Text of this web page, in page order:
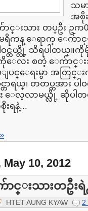
သမ
အစို
ာင္းသား တပ္ဦး ဥက
ေမရိကန္ ေရာက္ ေက်
င္တယ္လို့ သိရပါတယ္။ကို
ေလး စတဲ့ ေက်ာင္း
ပင္ေရးမွာ အတြင္
တာရယ္၊ တတပ္တအား ပ
း ေလ့လာမယ္လို့ ဆိုပါ
းရနဲ့...
10, 2012
းသားတဦးရဲ႕
HTET AUNG KYAW 2